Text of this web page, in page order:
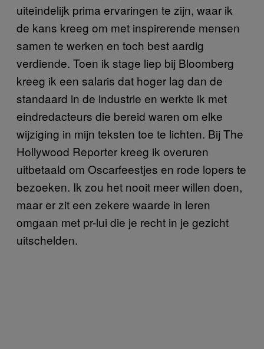
uiteindelijk prima ervaringen te zijn, waar ik
de kans kreeg om met inspirerende mensen
samen te werken en toch best aardig
verdiende. Toen ik stage liep bij Bloomberg
kreeg ik een salaris dat hoger lag dan de
standaard in de industrie en werkte ik met
eindredacteurs die bereid waren om elke
wijziging in mijn teksten toe te lichten. Bij The
Hollywood Reporter kreeg ik overuren
uitbetaald om Oscarfeestjes en rode lopers te
bezoeken. Ik zou het nooit meer willen doen,
maar er zit een zekere waarde in leren
omgaan met pr-lui die je recht in je gezicht
uitschelden.